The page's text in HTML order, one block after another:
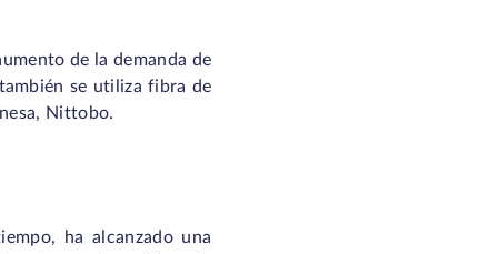
de la demanda de
se utiliza fibra de
Nittobo.
ha alcanzado una